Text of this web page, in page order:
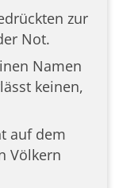
zur
Not.
Namen
keinen,
auf dem
Völkern